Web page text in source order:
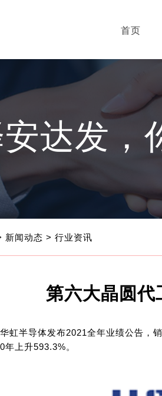
首页
达发，
新闻动态 > 行业资讯
第六大晶圆
虹半导体发布2021全年业绩公告，
年上升593.3%。